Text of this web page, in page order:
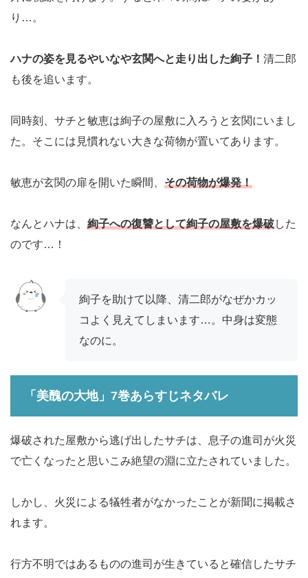
り…。
ハナの姿を見るやいなや玄関へと走り出した絢子！ 清二郎
も後を追います。
同時刻、サチと敏恵は絢子の屋敷に入ろうと玄関にいまし
た。そこには見慣れない大きな荷物が置いてあります。
敏恵が玄関の扉を開いた瞬間、 その荷物が爆発！
なんとハナは、 絢子への復讐として絢子の屋敷を爆破した
のです…！
絢子を助けて以降、清二郎がなぜかカッ
コよく見えてしまいます…。中身は変態
なのに。
「美醜の大地」7巻あらすじネタバレ
爆破された屋敷から逃げ出したサチは、息子の進司が火災
で亡くなったと思いこみ絶望の淵に立たされていました。
しかし、火災による犠牲者がなかったことが新聞に掲載さ
れます。
行方不明ではあるものの進司が生きていると確信したサチ